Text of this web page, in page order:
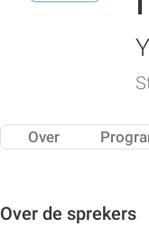
Over
Over de sprekers